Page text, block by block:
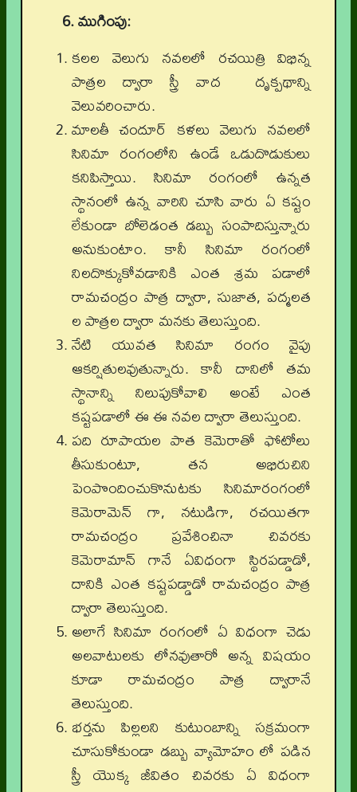
6. ముగింపు:
కలల వెలుగు నవలలో రచయిత్రి విభిన్న
పాత్రల ద్వారా స్త్రీ వాద దృక్పథాన్ని
వెలువరించారు.
మాలతీ చందూర్ కళలు వెలుగు నవలలో
సినిమా రంగంలోని ఉండే ఒడుదొడుకులు
కనిపిస్తాయి. సినిమా రంగంలో ఉన్నత
స్థానంలో ఉన్న వారిని చూసి వారు ఏ కష్టం
లేకుండా బోలెడంత డబ్బు సంపాదిస్తున్నారు
అనుకుంటాం. కానీ సినిమా రంగంలో
నిలదొక్కుకోవడానికి ఎంత శ్రమ పడాలో
రామచంద్రం పాత్ర ద్వారా, సుజాత, పద్మలత
ల పాత్రల ద్వారా మనకు తెలుస్తుంది.
నేటి యువత సినిమా రంగం వైపు
ఆకర్షితులవుతున్నారు. కానీ దానిలో తమ
స్థానాన్ని నిలుపుకోవాలి అంటే ఎంత
కష్టపడాలో ఈ ఈ నవల ద్వారా తెలుస్తుంది.
పది రూపాయల పాత కెమెరాతో ఫోటోలు
తీసుకుంటూ, తన అభిరుచిని
పెంపొందించుకొనుటకు సినిమారంగంలో
కెమెరామెన్ గా, నటుడిగా, రచయితగా
రామచంద్రం ప్రవేశించినా చివరకు
కెమెరామాన్ గానే ఏవిధంగా స్థిరపడ్డాడో,
దానికి ఎంత కష్టపడ్డాడో రామచంద్రం పాత్ర
ద్వారా తెలుస్తుంది.
అలాగే సినిమా రంగంలో ఏ విధంగా చెడు
అలవాటులకు లోనవుతారో అన్న విషయం
కూడా రామచంద్రం పాత్ర ద్వారానే
తెలుస్తుంది.
భర్తను పిల్లలని కుటుంబాన్ని సక్రమంగా
చూసుకోకుండా డబ్బు వ్యామోహం లో పడిన
స్త్రీ యొక్క జీవితం చివరకు ఏ విధంగా